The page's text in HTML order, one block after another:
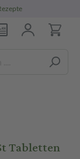
Tabletten